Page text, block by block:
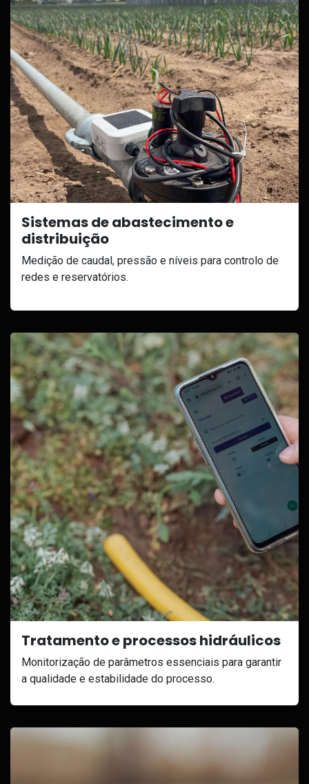
Sistemas de abastecimento e
distribuição
Medição de caudal, pressão e níveis para controlo de
redes e reservatórios.
Tratamento e processos hidráulicos
Monitorização de parâmetros essenciais para garantir
a qualidade e estabilidade do processo.